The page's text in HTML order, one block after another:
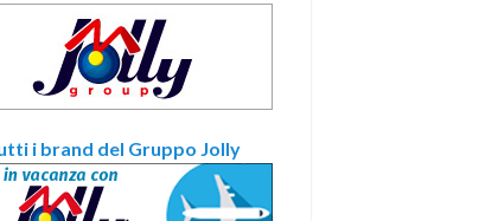
i brand del Gruppo Jolly